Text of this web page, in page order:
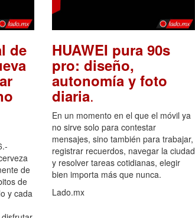
de
de
de
y cada
HUAWEI pura 90s
pro: diseño,
autonomía y foto
diaria.
En un momento en el que el móvil ya
no sirve solo para contestar
mensajes, sino también para trabajar,
registrar recuerdos, navegar la ciudad
y resolver tareas cotidianas, elegir
bien importa más que nunca.
Lado.mx